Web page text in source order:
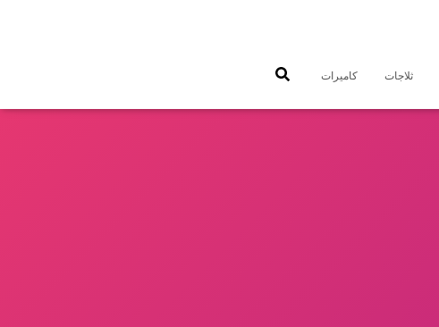
ثلاجات كاميرات